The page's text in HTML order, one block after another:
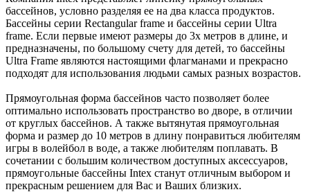
бассейнов, условно разделяя ее на два класса продуктов.
Бассейны серии Rectangular frame и бассейны серии Ultra
frame. Если первые имеют размеры до 3х метров в длине, и
предназначены, по большому счету для детей, то бассейны
Ultra Frame являются настоящими флагманами и прекрасно
подходят для использования людьми самых разных возрастов.
Прямоугольная форма бассейнов часто позволяет более
оптимально использовать пространство во дворе, в отличии
от круглых бассейнов. А также вытянутая прямоугольная
форма и размер до 10 метров в длину понравиться любителям
игры в волейбол в воде, а также любителям поплавать. В
сочетании с большим количеством доступных аксессуаров,
прямоугольные бассейны Intex станут отличным выбором и
прекрасным решением для Вас и Ваших близких.